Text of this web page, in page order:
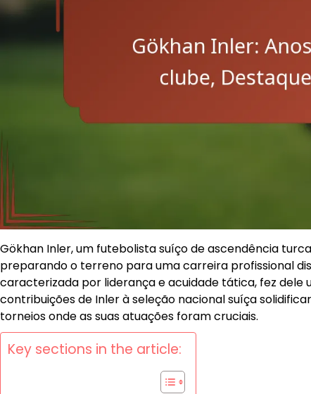
Gökhan Inler, um futebolista suíço de ascendência
preparando o terreno para uma carreira profissional
caracterizada por liderança e acuidade tática, fez dele
contribuições de Inler à seleção nacional suíça
torneios onde as suas atuações foram cruciais.
Key sections in the article: